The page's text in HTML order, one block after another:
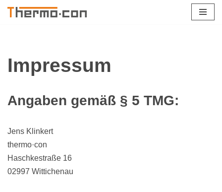
Impressum
Angaben gemäß § 5 TMG:
Jens Klinkert
thermo·con
Haschkestraße 16
02997 Wittichenau